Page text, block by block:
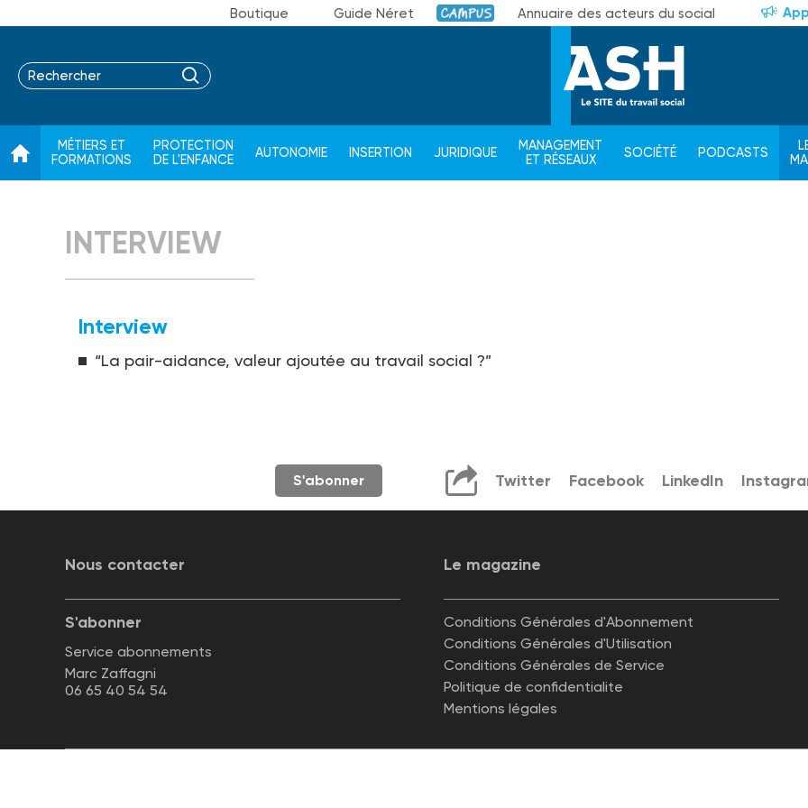
Boutique Guide Néret Campus Annuaire des acteurs du social
MÉTIERS ET
FORMATIONS
PROTECTION
DE L'ENFANCE
AUTONOMIE INSERTION JURIDIQUE
MANAGEMENT
ET RÉSEAUX
SOCIÉTÉ PODCASTS
INTERVIEW
Interview
“La pair-aidance, valeur ajoutée au travail social ?”
S'abonner Twitter Facebook LinkedIn
Nous contacter Le magazine
S'abonner
Service abonnements
Marc Zaffagni
06 65 40 54 54
Conditions Générales d'Abonnement
Conditions Générales d'Utilisation
Conditions Générales de Service
Politique de confidentialite
Mentions légales